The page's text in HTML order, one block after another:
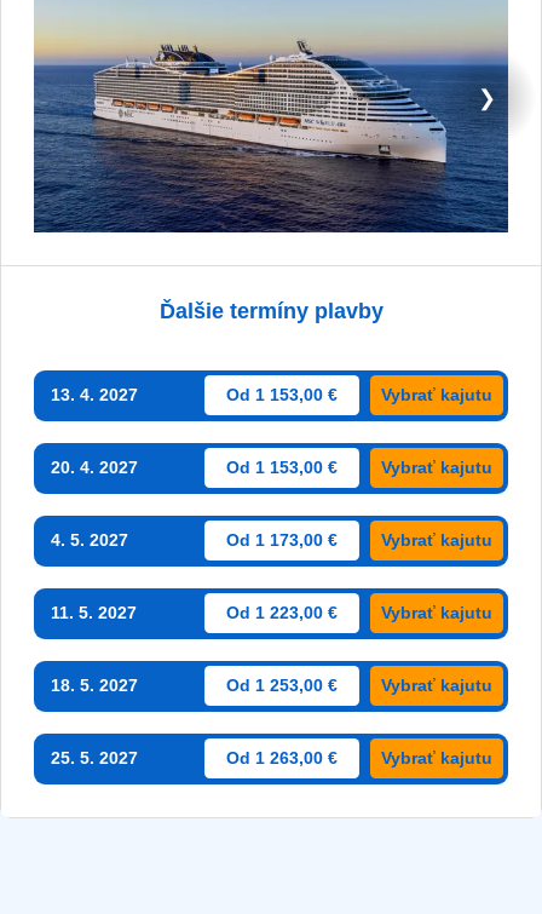
❯
Ďalšie termíny plavby
13. 4. 2027 Od 1 153,00 € Vybrať kajutu
20. 4. 2027 Od 1 153,00 € Vybrať kajutu
4. 5. 2027 Od 1 173,00 € Vybrať kajutu
11. 5. 2027 Od 1 223,00 € Vybrať kajutu
18. 5. 2027 Od 1 253,00 € Vybrať kajutu
25. 5. 2027 Od 1 263,00 € Vybrať kajutu